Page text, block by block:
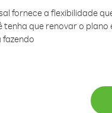
fornece a flexibilidade
tenha que renovar o